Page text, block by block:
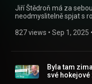
Jiří Štědroň má za
neodmyslitelně spjat s
host jako podcast v
https://
827 views • Sep 1, 2025 •
Byla tam
své